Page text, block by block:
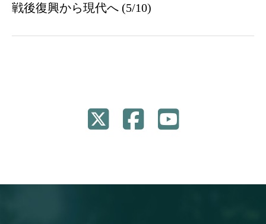
戦後復興から現代へ (5/10)